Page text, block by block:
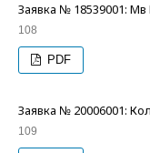
Заявка № 18539001:
108
PDF
Заявка № 20006001:
109